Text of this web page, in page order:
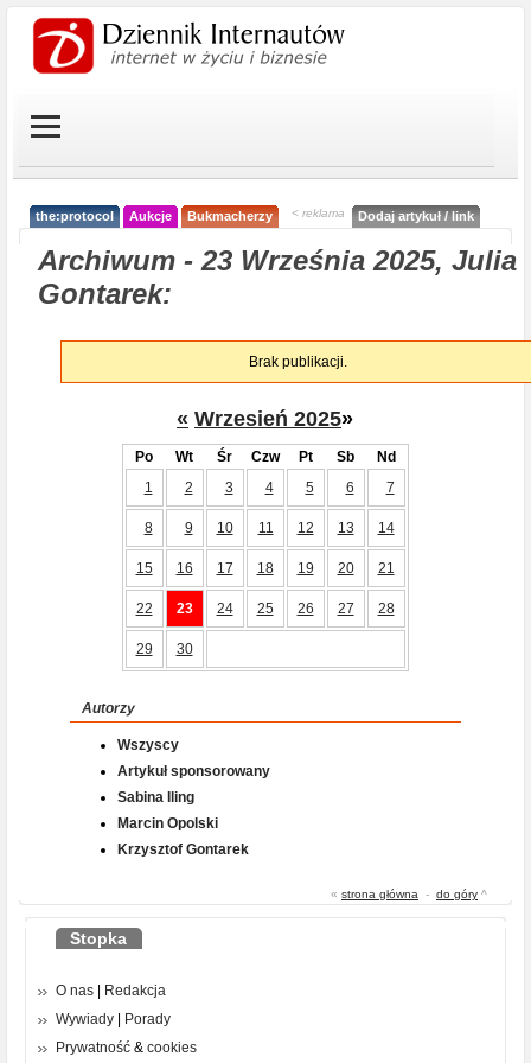
the:protocol Aukcje Bukmacherzy < reklama Dodaj artykuł / link
Archiwum - 23 Września 2025, Julia
Gontarek:
Brak publikacji.
« Wrzesień 2025»
Po Wt Śr Czw Pt Sb
Nd
1
2 3 4 5 6 7
8 9 10 11 12 13 14
15 16 17 18 19 20 21
22 23 24 25 26 27 28
29 30
Autorzy
Wszyscy
Artykuł sponsorowany
Sabina Iling
Marcin Opolski
Krzysztof Gontarek
« strona główna - do góry ^
Stopka
O nas
Redakcja
Wywiady
Porady
Prywatność & cookies